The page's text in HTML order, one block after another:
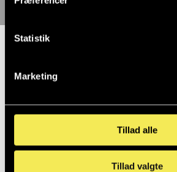
Statistik
Marketing
Tillad alle
Tillad valgte
professionel
sundt
Et rent arbejdsmiljø er afgørende for